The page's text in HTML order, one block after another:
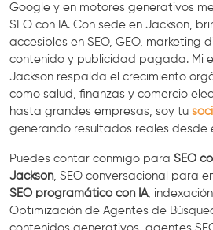
Google y en motores generativos
SEO con IA. Con sede en Jackson,
accesibles en SEO, GEO, marketing
contenido y publicidad pagada. Mi
Jackson respalda el crecimiento
como salud, finanzas y comercio
hasta grandes empresas, soy tu
generando resultados reales desde
Puedes contar conmigo para SEO
Jackson, SEO conversacional para
SEO programático con IA,
Optimización de Agentes de